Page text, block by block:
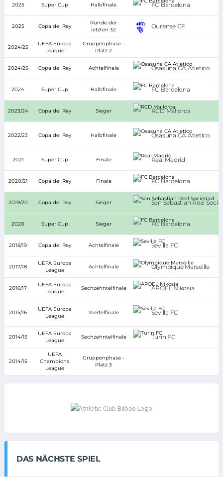
2025 Super Cup Halbfinale FC Barcelona
2025 Copa del Rey
Runde der
letzten 32
Ourense CF
2024/25
UEFA Europa
League
Gruppenphase -
Platz 2
2024/25 Copa del Rey Achtelfinale Osasuna CA Atletico
2024 Super Cup Halbfinale FC Barcelona
2023/24 Copa del Rey Sieger RCD Mallorca
2022/23 Copa del Rey Halbfinale Osasuna CA Atletico
2021 Super Cup Finale Real Madrid
2020/21 Copa del Rey Finale FC Barcelona
2019/20 Copa del Rey Sieger San Sebastian Real
2020 Super Cup Sieger FC Barcelona
2018/19 Copa del Rey Achtelfinale Sevilla FC
2017/18
UEFA Europa
League
Achtelfinale Olympique Marseille
2016/17
UEFA Europa
League
Sechzehntelfinale APOEL Nikosia
2015/16
UEFA Europa
League
Viertelfinale Sevilla FC
2014/15
UEFA Europa
League
Sechzehntelfinale Turin FC
2014/15
UEFA
Champions
League
Gruppenphase -
Platz 3
DAS NÄCHSTE SPIEL